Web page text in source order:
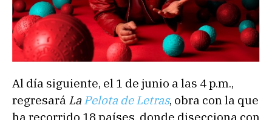
Al día siguiente, el 1 de junio a las 4 p.m.,
regresará La Pelota de Letras, obra con la que
ha recorrido 18 países, donde disecciona con